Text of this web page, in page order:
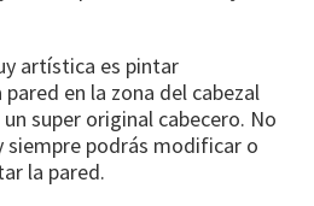
artística es pintar
en la zona del cabezal
super original cabecero. No
podrás modificar o
la pared.